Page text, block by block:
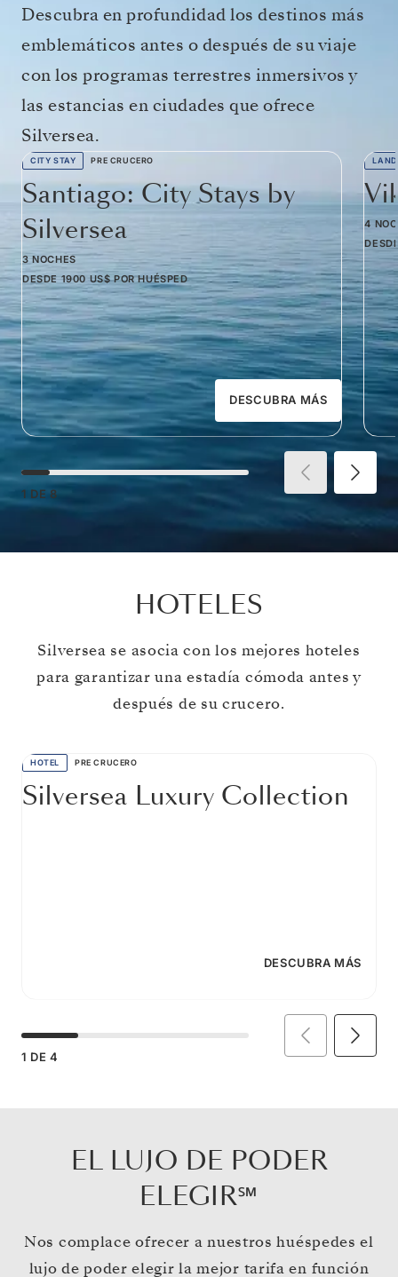
Descubra en profundidad los destinos más
emblemáticos antes o después de su viaje
con los programas terrestres inmersivos y
las estancias en ciudades que ofrece
Silversea.
CITY STAY PRE CRUCERO
Santiago: City Stays by
Silversea
3 NOCHES
DESDE 1900 US$ POR HUÉSPED
DESCUBRA MÁS
4
1 DE 8
HOTELES
Silversea se asocia con los mejores hoteles
para garantizar una estadía cómoda antes y
después de su crucero.
HOTEL PRE CRUCERO
Silversea Luxury Collection
DESCUBRA MÁS
1 DE 4
EL LUJO DE PODER
ELEGIR℠
Nos complace ofrecer a nuestros huéspedes el
lujo de poder elegir la mejor tarifa en función